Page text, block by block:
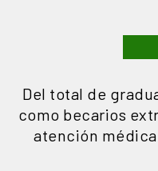
Del total de
como becarios
atención